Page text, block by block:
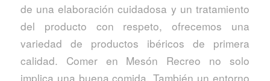
de una elaboración cuidadosa y un tratamiento
del producto con respeto, ofrecemos una
variedad de productos ibéricos de primera
calidad. Comer en Mesón Recreo no solo
implica una buena comida. También un entorno